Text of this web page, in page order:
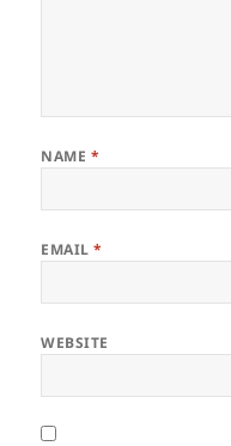
NAME *
EMAIL*
WEBSITE